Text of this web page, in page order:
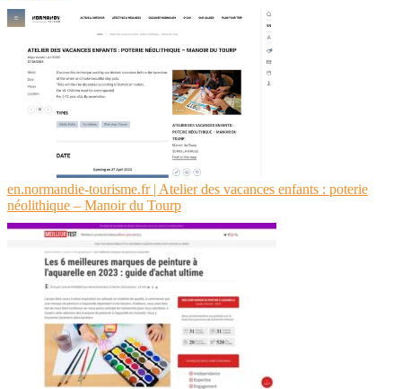
en.normandie-tourisme.fr | Atelier des vacances enfants : poterie
néolithique – Manoir du Tourp